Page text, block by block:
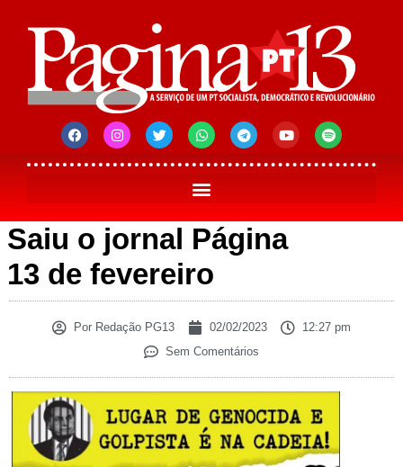
Saiu o jornal Página
13 de fevereiro
Por Redação PG13 02/02/2023
12:27 pm
Sem Comentários